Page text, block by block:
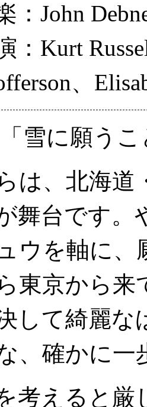
： John
： Kurt
、
雪に願う
は、北海道
舞台です。
ウを軸に、
東京から来
して綺麗な
、確かに一
考えると厳